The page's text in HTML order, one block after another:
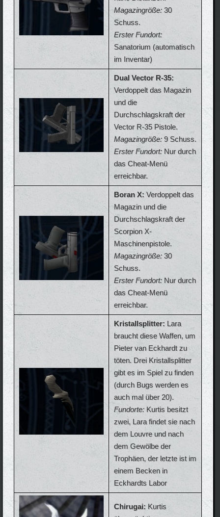
Magazingröße: 30
Schuss.
Erster Fundort:
Sanatorium (automatisch
im Inventar)
Dual Vector R-35:
Verdoppelt das Magazin
und die
Durchschlagskraft der
Vector R-35 Pistole.
Magazingröße: 9 Schuss.
Erster Fundort: Nur durch
das Cheat-Menü
erreichbar.
Boran X: Verdoppelt das
Magazin und die
Durchschlagskraft der
Scorpion X-
Maschinenpistole.
Magazingröße: 30
Schuss.
Erster Fundort: Nur durch
das Cheat-Menü
erreichbar.
Kristallsplitter: Lara
braucht diese Waffen, um
Pieter van Eckhardt zu
töten. Drei Kristallsplitter
gibt es im Spiel zu finden
(durch Bugs werden es
auch mal über 20).
Fundorte: Kurtis besitzt
zwei, Lara findet sie nach
dem Louvre und nach
dem Gewölbe der
Trophäen, der letzte ist im
einem Becken in
Eckhardts Labor
Chirugai: Kurtis